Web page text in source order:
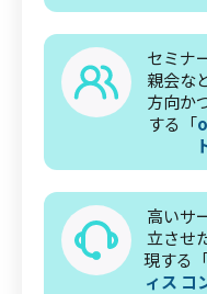
セミナ
親会な
方向か
する「
高いサ
立させ
現する
ィス コ